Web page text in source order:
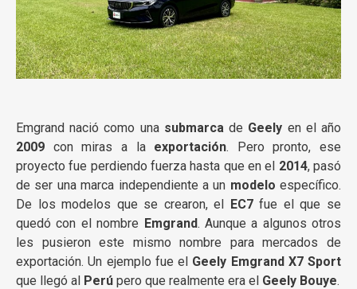
Emgrand nació como una submarcade Geely en el año
2009 con miras a la exportación. Pero pronto, ese
proyecto fue perdiendo fuerza hasta que en el 2014, pasó
de ser una marca independiente a un modelo específico.
De los modelos que se crearon, el EC7fue el que se
quedó con el nombre Emgrand. Aunque a algunos otros
les pusieron este mismo nombre para mercados de
exportación. Un ejemplo fue el Geely Emgrand X7 Sport
que llegó al Perú pero que realmente era el Geely Bouye.